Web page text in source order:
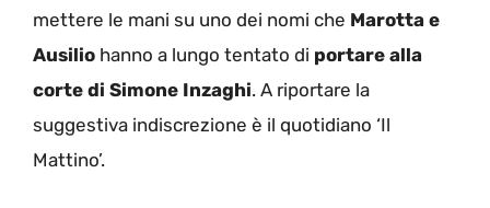
mettere le mani su uno dei nomi che Marotta e
Ausilio hanno a lungo tentato di portare alla
corte di Simone Inzaghi. A riportare la
suggestiva indiscrezione è il quotidiano ‘Il
Mattino’.